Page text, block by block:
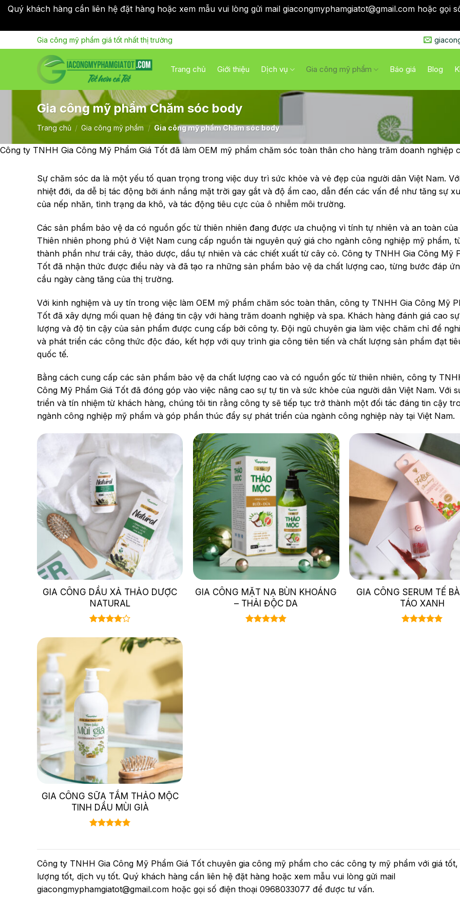
Quý khách hàng cần liên hệ đặt hàng hoặc xem mẫu vui lòng gửi mail giacongmyphamgiatot@gmail.com hoặc
to
Gia công mỹ phẩm giá tốt nhất thị trường
Trang chủ Giới thiệu Dịch vụ Gia công mỹ phẩm Báo giá Blog
Gia công mỹ phẩm Chăm sóc body
Trang chủ / Gia công mỹ phẩm / Gia công mỹ phẩm Chăm sóc body
Công ty TNHH Gia Công Mỹ Phẩm Giá Tốt đã làm OEM mỹ phẩm chăm sóc toàn thân cho hàng trăm doanh nghiệp
Sự chăm sóc da là một yếu tố quan trọng trong việc duy trì sức khỏe và vẻ đẹp của người dân Việt Nam.
nhiệt đới, da dễ bị tác động bởi ánh nắng mặt trời gay gắt và độ ẩm cao, dẫn đến các vấn đề như tăng sự
của nếp nhăn, tình trạng da khô, và tác động tiêu cực của ô nhiễm môi trường.
Các sản phẩm bảo vệ da có nguồn gốc từ thiên nhiên đang được ưa chuộng vì tính tự nhiên và an toàn
Thiên nhiên phong phú ở Việt Nam cung cấp nguồn tài nguyên quý giá cho ngành công nghiệp mỹ phẩm,
thành phần như trái cây, thảo dược, dầu tự nhiên và các chiết xuất từ cây cỏ. Công ty TNHH Gia Công Mỹ
Tốt đã nhận thức được điều này và đã tạo ra những sản phẩm bảo vệ da chất lượng cao, từng bước đáp
cầu ngày càng tăng của thị trường.
Với kinh nghiệm và uy tín trong việc làm OEM mỹ phẩm chăm sóc toàn thân, công ty TNHH Gia Công Mỹ
Tốt đã xây dựng mối quan hệ đáng tin cậy với hàng trăm doanh nghiệp và spa. Khách hàng đánh giá cao
lượng và độ tin cậy của sản phẩm được cung cấp bởi công ty. Đội ngũ chuyên gia làm việc chăm chỉ để
và phát triển các công thức độc đáo, kết hợp với quy trình gia công tiên tiến và chất lượng sản phẩm đạt
quốc tế.
Bằng cách cung cấp các sản phẩm bảo vệ da chất lượng cao và có nguồn gốc từ thiên nhiên, công ty
Công Mỹ Phẩm Giá Tốt đã đóng góp vào việc nâng cao sự tự tin và sức khỏe của người dân Việt Nam. Với
triển và tín nhiệm từ khách hàng, chúng tôi tin rằng công ty sẽ tiếp tục trở thành một đối tác đáng tin cậy
ngành công nghiệp mỹ phẩm và góp phần thúc đẩy sự phát triển của ngành công nghiệp này tại Việt Nam.
GIA CÔNG DẦU XẢ THẢO DƯỢC
NATURAL
xếp hạng
4.005
sao
GIA CÔNG MẶT NẠ BÙN KHOÁNG
– THẢI ĐỘC DA
GIA CÔNG SERUM TẾ
TÁO XANH
GIA CÔNG SỮA TẮM THẢO MỘC
TINH DẦU MÙI GIÀ
5 sao
Công ty TNHH Gia Công Mỹ Phẩm Giá Tốt chuyên gia công mỹ phẩm cho các công ty mỹ phẩm với giá
lượng tốt, dịch vụ tốt. Quý khách hàng cần liên hệ đặt hàng hoặc xem mẫu vui lòng gửi mail
giacongmyphamgiatot@gmail.com hoặc gọi số điện thoại 0968033077 để được tư vấn.